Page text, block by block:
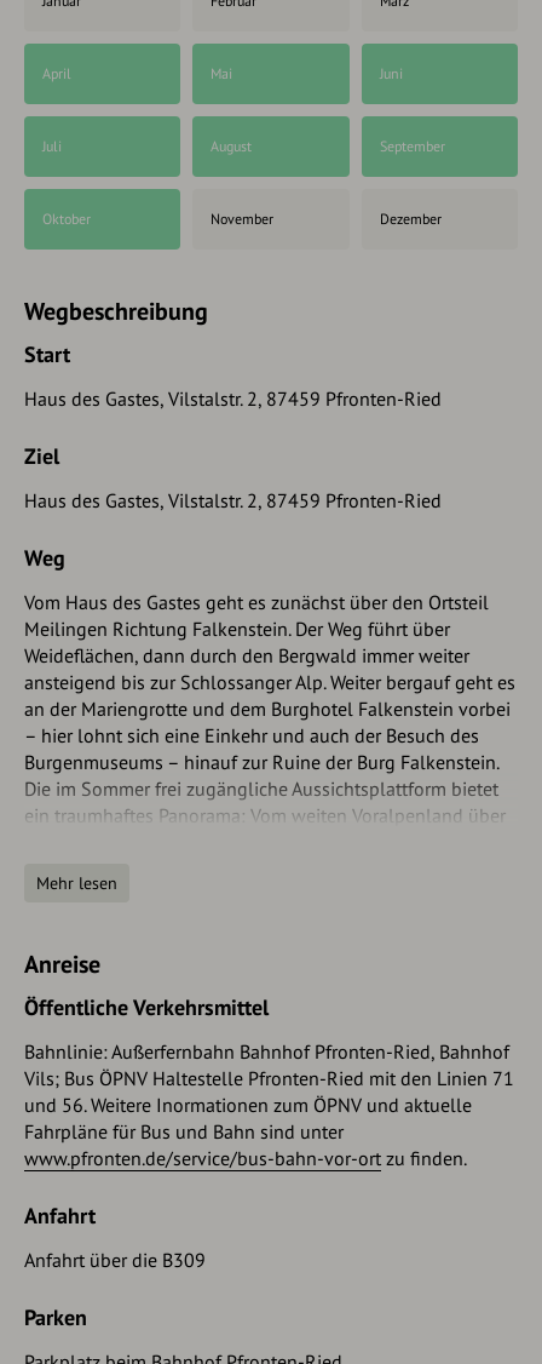
April Mai Juni
Juli August September
Oktober November Dezember
Wegbeschreibung
Start
Haus des Gastes, Vilstalstr. 2, 87459 Pfronten-Ried
Ziel
Haus des Gastes, Vilstalstr. 2, 87459 Pfronten-Ried
Weg
Vom Haus des Gastes geht es zunächst über den Ortsteil
Meilingen Richtung Falkenstein. Der Weg führt über
Weideflächen, dann durch den Bergwald immer weiter
ansteigend bis zur Schlossanger Alp. Weiter bergauf geht es
an der Mariengrotte und dem Burghotel Falkenstein vorbei
– hier lohnt sich eine Einkehr und auch der Besuch des
Burgenmuseums – hinauf zur Ruine der Burg Falkenstein.
Die im Sommer frei zugängliche Aussichtsplattform bietet
ein traumhaftes Panorama: Vom weiten Voralpenland über
Allgäuer Hauptkamm. Im Süden erhebt sich das
des Aggensteins. Der Weg folgt nun dem Zirmgrat, dem
»Drachenrücken«, führt über den Kamm des
langgezogenen Berges und findet seinen Höhepunkt im
Abstieg lädt die Salober Alm zur Einkehr ein, danach führt
der Weg an der Ruine Vilsegg vorbei in die Stadtgemeinde
Vils. Von hier nimmt man den ebenen Weg an der Vils
entlang oder fährt mit der Außerfernbahn zurück nach
Pfronten.
Mehr lesen
Anreise
Öffentliche Verkehrsmittel
Bahnlinie: Außerfernbahn Bahnhof Pfronten-Ried, Bahnhof
Vils; Bus ÖPNV Haltestelle Pfronten-Ried mit den Linien 71
und 56. Weitere Inormationen zum ÖPNV und aktuelle
Fahrpläne für Bus und Bahn sind unter
www.pfronten.de/service/bus-bahn-vor-ort zu finden.
Anfahrt
Anfahrt über die B309
Parken